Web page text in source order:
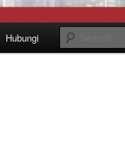
Hubungi